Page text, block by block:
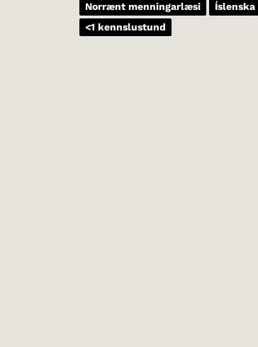
Norrænt menningarlæsi
Íslenska
<1 kennslustund